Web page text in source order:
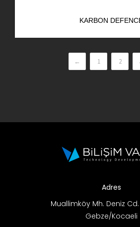
KARBON
← 1 2
Adres
Muallimköy Mh. Deniz Cd.
Gebze/Kocaeli